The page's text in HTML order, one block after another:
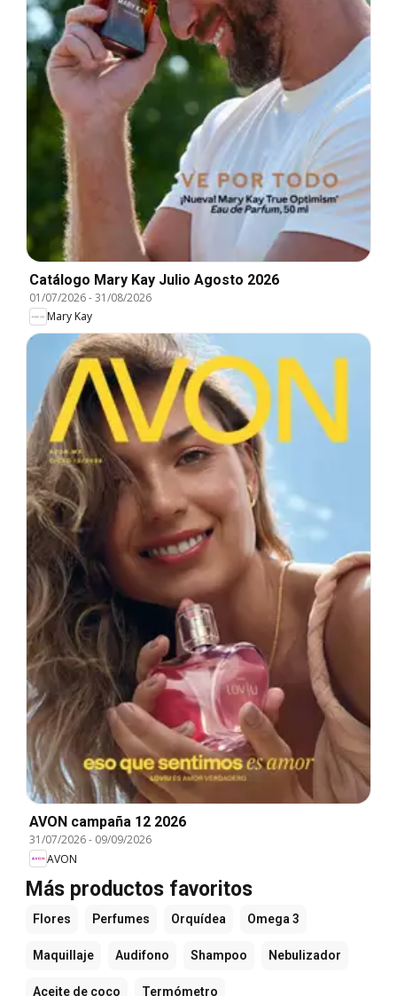
Catálogo Mary Kay Julio Agosto 2026
01/07/2026-31/08/2026
Mary Kay
AVON campaña 12 2026
31/07/2026- 09/09/2026
AVON
Más productos favoritos
Flores Perfumes Orquídea Omega 3
Maquillaje Audifono Shampoo Nebulizador
Aceite de coco Termómetro